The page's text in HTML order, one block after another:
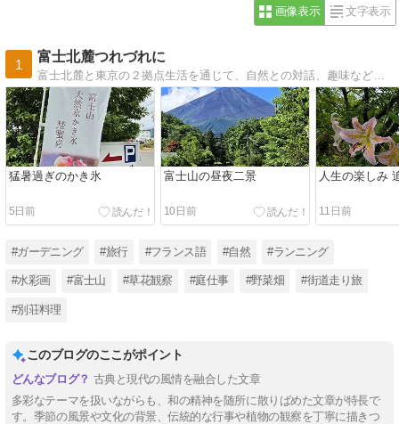
画像表示 文字表示
1
富士北麓つれづれに
富士北麓と東京の２拠点生活を通じて、自然との対話、趣味などをつれづれに綴っています。
猛暑過ぎのかき氷
5日前
富士山の昼夜二景
10日前
人生の楽しみ
11日前
#ガーデニング #旅行 #フランス語 #自然 #ランニング
#水彩画 #富士山 #草花観察 #庭仕事 #野菜畑 #街道走り旅
#別荘料理
このブログのここがポイント
古典と現代の風情を融合した文章
多彩なテーマを扱いながらも、和の精神を随所に散りばめた文章が特長で
す。季節の風景や文化の背景、伝統的な行事や植物の観察を丁寧に描きつ